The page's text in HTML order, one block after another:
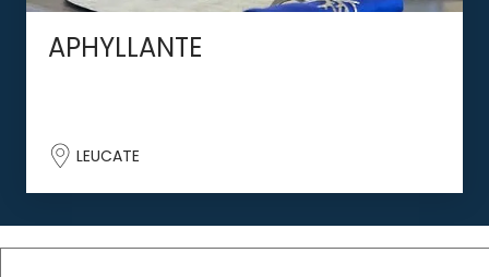
APHYLLANTE
LEUCATE